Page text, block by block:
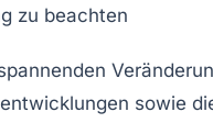
zu beachten
sowie